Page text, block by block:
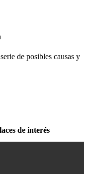
de posibles causas y
de interés